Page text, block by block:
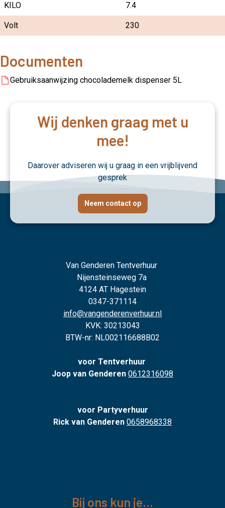
KILO 7.4
Volt 230
Documenten
Gebruiksaanwijzing chocolademelk dispenser 5L
Wij denken graag met u
mee!
Daarover adviseren wij u graag in een vrijblijvend
gesprek
Neem contact op
Van Genderen Tentverhuur
Nijensteinseweg 7a
4124 AT Hagestein
0347-371114
info@vangenderenverhuur.nl
KVK: 30213043
BTW-nr: NL002116688B02
voor Tentverhuur
Joop van Genderen 0612316098
voor Partyverhuur
Rick van Genderen 0658968338
Bij ons kun je...